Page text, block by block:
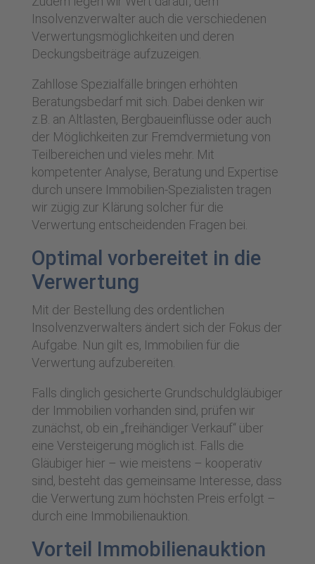
Insolvenzverwalter auch die verschiedenen
Verwertungsmöglichkeiten und deren
Deckungsbeiträge aufzuzeigen.
Zahllose Spezialfälle bringen erhöhten
Beratungsbedarf mit sich. Dabei denken wir
z.B. an Altlasten, Bergbaueinflüsse oder auch
der Möglichkeiten zur Fremdvermietung von
Teilbereichen und vieles mehr. Mit
kompetenter Analyse, Beratung und Expertise
durch unsere Immobilien-Spezialisten tragen
wir zügig zur Klärung solcher für die
Verwertung entscheidenden Fragen bei.
Optimal vorbereitet in die
Verwertung
Mit der Bestellung des ordentlichen
Insolvenzverwalters ändert sich der Fokus der
Aufgabe. Nun gilt es, Immobilien für die
Verwertung aufzubereiten.
Falls dinglich gesicherte Grundschuldgläubiger
der Immobilien vorhanden sind, prüfen wir
zunächst, ob ein „freihändiger Verkauf“ über
eine Versteigerung möglich ist. Falls die
Gläubiger hier – wie meistens – kooperativ
sind, besteht das gemeinsame Interesse, dass
die Verwertung zum höchsten Preis erfolgt –
durch eine Immobilienauktion.
Vorteil Immobilienauktion